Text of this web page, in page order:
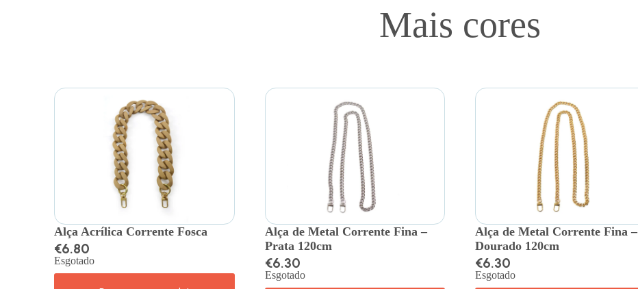
Mais cores
Alça Acrílica Corrente Fosca
€6.80
Esgotado
Alça de Metal Corrente Fina –
Prata 120cm
€6.30
Esgotado
Alça de Metal Corrente Fina –
Dourado 120cm
€6.30
Esgotado